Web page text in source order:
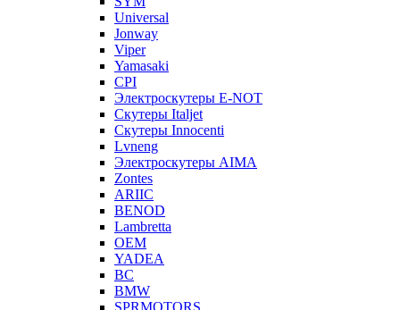
Universal
Jonway
Viper
Yamasaki
CPI
Электроскутеры E-NOT
Скутеры Italjet
Скутеры Innocenti
Lvneng
Электроскутеры AIMA
Zontes
ARIIC
BENOD
Lambretta
OEM
YADEA
BC
BMW
SPRMOTORS